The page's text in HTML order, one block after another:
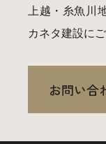
上越・糸魚川
カネタ建設に
お問い合